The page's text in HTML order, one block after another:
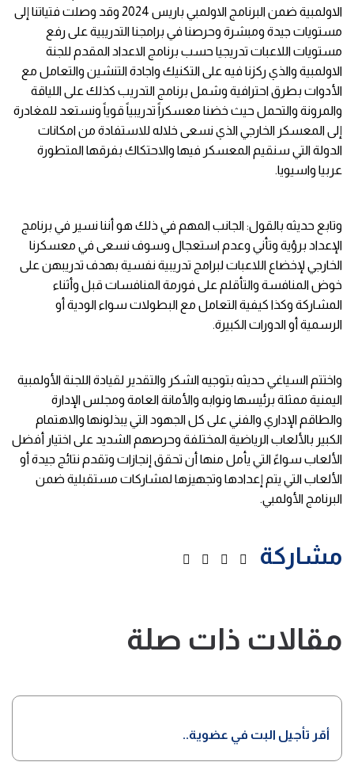
الاولمبية ضمن البرنامج الاولمبي باريس 2024 وقد وصلت فتياتنا إلى
مستويات جيدة ومبشرة وحرصنا في برامجنا التدريبية على رفع
مستويات اللاعبات تدريجيا حسب برنامج الاعداد المقدم للجنة
الاولمبية والذي ركزنا فيه على التكنيك واجادة التنشين والتعامل مع
الأدوات بطرق احترافية وشمل برنامج التدريب كذلك على اللياقة
والمرونة والتحمل حيث خضنا معسكراً تدريبياً قوياً ونستعد للمغادرة
إلى المعسكر الخارجي الذي نسعى خلاله للاستفادة من امكانات
الدولة التي سنقيم المعسكر فيها والاحتكاك بفرقها المتطورة
عربيا واسيويا.
وتابع حديثه بالقول: الجانب المهم في ذلك هو أننا نسير في برنامج
الإعداد برؤية وتأني وعدم استعجال وسوف نسعى في معسكرنا
الخارجي لإخضاع اللاعبات لبرامج تدريبية نفسية بهدف تدريبهن على
خوض المنافسة والتأقلم على فورمة المنافسات قبل وأثناء
المشاركة وكذا كيفية التعامل مع البطولات سواء الودية أو
الرسمية أو الدورات الكبيرة.
واختتم السياغي حديثه بتوجيه الشكر والتقدير لقيادة اللجنة الأولمبية
اليمنية ممثلة برئيسها ونوابه والأمانة العامة ومجلس الإدارة
والطاقم الإداري والفني على كل الجهود التي يبذلونها والاهتمام
الكبير بالألعاب الرياضية المختلفة وحرصهم الشديد على اختيار أفضل
الألعاب سواءً التي يأمل منها أن تحقق إنجازات وتقدم نتائج جيدة أو
الألعاب التي يتم إعدادها وتجهيزها لمشاركات مستقبلية ضمن
البرنامج الأولمبي.
مشاركة
مقالات ذات صلة
أقر تأجيل البت في عضوية..